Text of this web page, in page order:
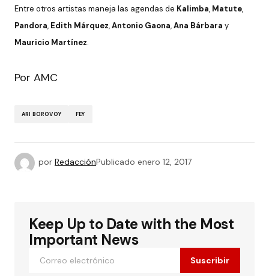
Entre otros artistas maneja las agendas de Kalimba, Matute,
Pandora, Edith Márquez,Antonio Gaona,Ana Bárbara y
Mauricio Martínez.
Por AMC
ARI BOROVOY FEY
por RedacciónPublicado enero 12, 2017
Keep Up to Date with the Most
Important News
Suscribir